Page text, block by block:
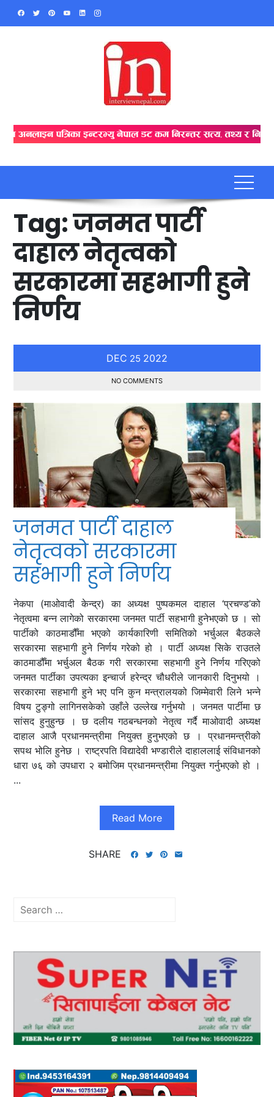
Skip
Tag:जनमत पार्टी
दाहाल नेतृत्वको
सरकारमा सहभागी हुने
निर्णय
DEC 25 2022
NO COMMENTS
जनमत पार्टी दाहाल
नेतृत्वको सरकारमा
सहभागी हुने निर्णय
नेकपा (माओवादी केन्द्र) का अध्यक्ष पुष्पकमल दाहाल ‘प्रचण्ड’को
नेतृत्वमा बन्न लागेको सरकारमा जनमत पार्टी सहभागी हुनेभएको छ । सो
पार्टीको काठमाडौँमा भएको कार्यकारिणी समितिको भर्चुअल बैठकले
सरकारमा सहभागी हुने निर्णय गरेको हो । पार्टी अध्यक्ष सिके राउतले
काठमाडौँमा भर्चुअल बैठक गरी सरकारमा सहभागी हुने निर्णय गरिएको
जनमत पार्टीका उपत्यका इन्चार्ज हरेन्द्र चौधरीले जानकारी दिनुभयो ।
सरकारमा सहभागी हुने भए पनि कुन मन्त्रालयको जिम्मेवारी लिने भन्ने
विषय टुङ्गो लागिनसकेको उहाँले उल्लेख गर्नुभयो । जनमत पार्टीमा छ
सांसद हुनुहुन्छ । छ दलीय गठबन्धनको नेतृत्व गर्दै माओवादी अध्यक्ष
दाहाल आजै प्रधानमन्त्रीमा नियुक्त हुनुभएको छ । प्रधानमन्त्रीको
सपथ भोलि हुनेछ । राष्ट्रपति विद्यादेवी भण्डारीले दाहाललाई संविधानको
धारा ७६ को उपधारा २ बमोजिम प्रधानमन्त्रीमा नियुक्त गर्नुभएको हो ।
...
Read More
SHARE
Search